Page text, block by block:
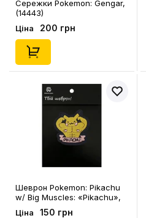
Сережки Pokemon: Gengar,
(14443)
Ціна 200 грн
Шеврон Pokemon: Pikachu
w/ Big Muscles: «‎Pikachu»,
Ціна 150 грн